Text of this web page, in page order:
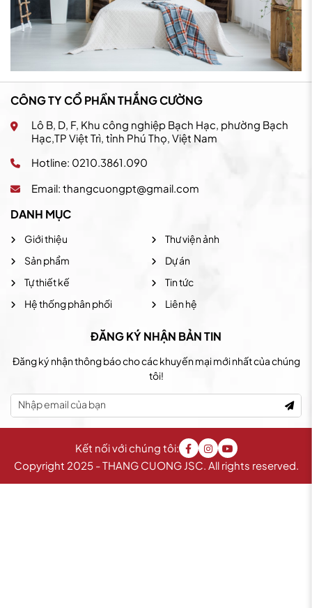
CÔNG TY CỔ PHẦN THẮNG CƯỜNG
Lô B, D, F, Khu công nghiệp Bạch Hạc, phường Bạch
Hạc,TP Việt Trì, tỉnh Phú Thọ, Việt Nam
Hotline: 0210.3861.090
Email: thangcuongpt@gmail.com
DANH MỤC
Giới thiệu
Sản phẩm
Tự thiết kế
Hệ thống phân phối
Thư viện ảnh
Dự án
Tin tức
Liên hệ
ĐĂNG KÝ NHẬN BẢN TIN
Đăng ký nhận thông báo cho các khuyến mại mới nhất của chúng
tôi!
Copyright 2025 - THANG CUONG JSC. All rights reserved.
Kết nối với chúng tôi: